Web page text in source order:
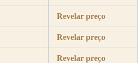
Revelar preço
Revelar preço
Revelar preço